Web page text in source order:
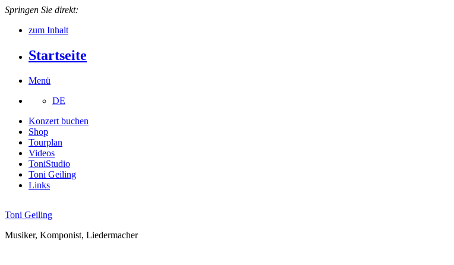
Springen Sie direkt:
zum Inhalt
Startseite
Menü
DE
Konzert buchen
Shop
Tourplan
Videos
ToniStudio
Toni Geiling
Links
Toni Geiling
Musiker, Komponist, Liedermacher